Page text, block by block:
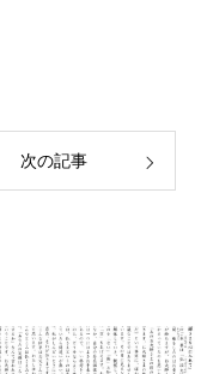
次の記事